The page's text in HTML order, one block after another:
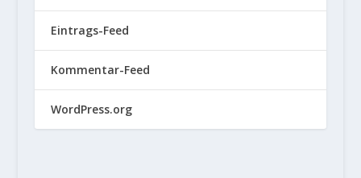
Eintrags-Feed
Kommentar-Feed
WordPress.org